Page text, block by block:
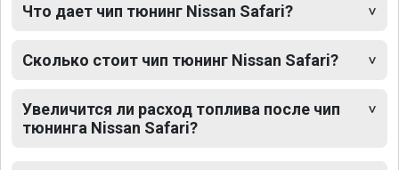
Что дает чип тюнинг Nissan Safari?
Сколько стоит чип тюнинг Nissan Safari?
Увеличится ли расход топлива после чип
тюнинга Nissan Safari?